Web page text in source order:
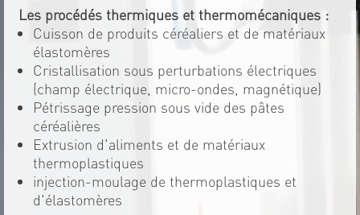
Les procédés thermiques et thermomécaniques :
Cuisson de produits céréaliers et de matériaux
élastomères
Cristallisation sous perturbations électriques
(champ électrique, micro-ondes, magnétique)
Pétrissage pression sous vide des pâtes
céréalières
Extrusion d'aliments et de matériaux
thermoplastiques
injection-moulage de thermoplastiques et
d'élastomères